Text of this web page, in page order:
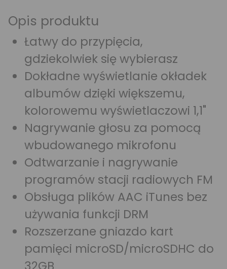
Opis produktu
Łatwy do przypięcia,
gdziekolwiek się wybierasz
Dokładne wyświetlanie okładek
albumów dzięki większemu,
kolorowemu wyświetlaczowi 1,1"
Nagrywanie głosu za pomocą
wbudowanego mikrofonu
Odtwarzanie i nagrywanie
programów stacji radiowych FM
Obsługa plików AAC iTunes bez
używania funkcji DRM
Rozszerzane gniazdo kart
pamięci microSD/microSDHC do